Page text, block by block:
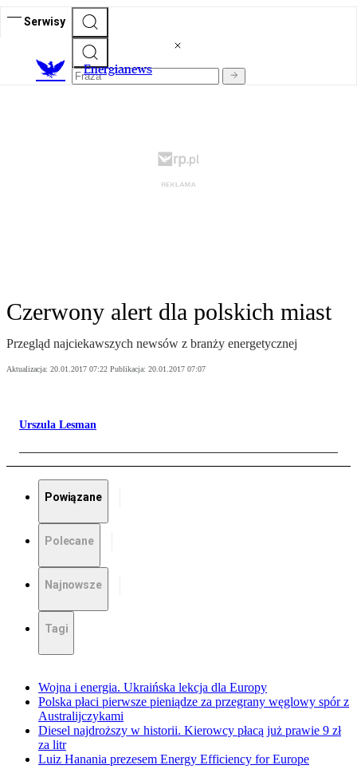
Serwisy
Energianews
Czerwony alert dla polskich miast
Przegląd najciekawszych newsów z branży energetycznej
Aktualizacja: 20.01.2017 07:22 Publikacja: 20.01.2017 07:07
Urszula Lesman
Powiązane
Polecane
Najnowsze
Tagi
Wojna i energia. Ukraińska lekcja dla Europy
Polska płaci pierwsze pieniądze za przegrany węglowy spór z
Australijczykami
Diesel najdroższy w historii. Kierowcy płacą już prawie 9 zł
za litr
Luiz Hanania prezesem Energy Efficiency for Europe